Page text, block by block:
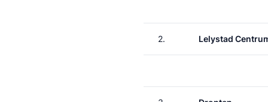
2. Lelystad